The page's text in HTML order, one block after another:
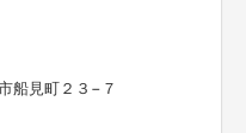
船見町２３−７